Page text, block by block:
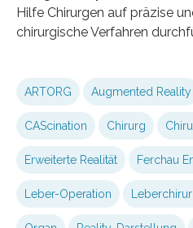
Hilfe Chirurgen auf präzise
chirurgische Verfahren
ARTORG Augmented Reality
CAScination Chirurg
Erweiterte Realität Ferchau
Leber-Operation